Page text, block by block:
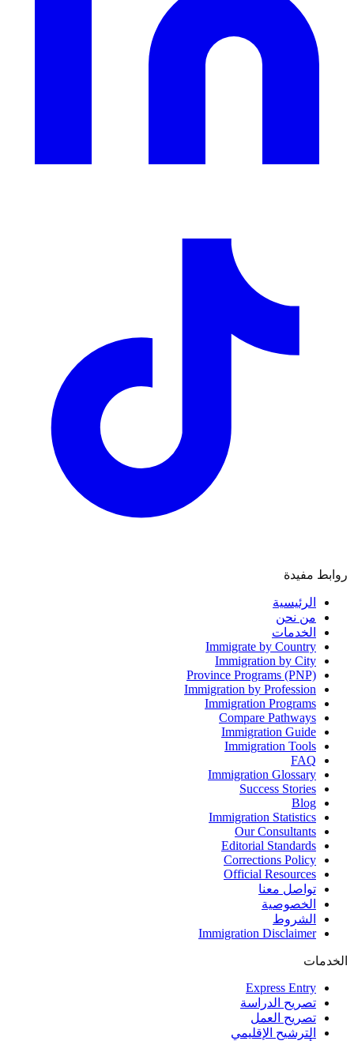
روابط مفيدة
الرئيسية
من نحن
الخدمات
Immigrate by Country
Immigration by City
Province Programs (PNP)
Immigration by Profession
Immigration Programs
Compare Pathways
Immigration Guide
Immigration Tools
FAQ
Immigration Glossary
Success Stories
Blog
Immigration Statistics
Our Consultants
Editorial Standards
Corrections Policy
Official Resources
تواصل معنا
الخصوصية
الشروط
Immigration Disclaimer
الخدمات
Express Entry
تصريح الدراسة
تصريح العمل
الترشيح الإقليمي